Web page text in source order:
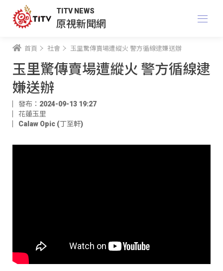
TITV NEWS
原視新聞網
首頁 社會 玉里驚傳賣場遭縱火 警方循線逮嫌送辦
玉里驚傳賣場遭縱火 警方循線逮
嫌送辦
發布：2024-09-13 19:27
花蓮玉里
Calaw Opic (丁至軒)